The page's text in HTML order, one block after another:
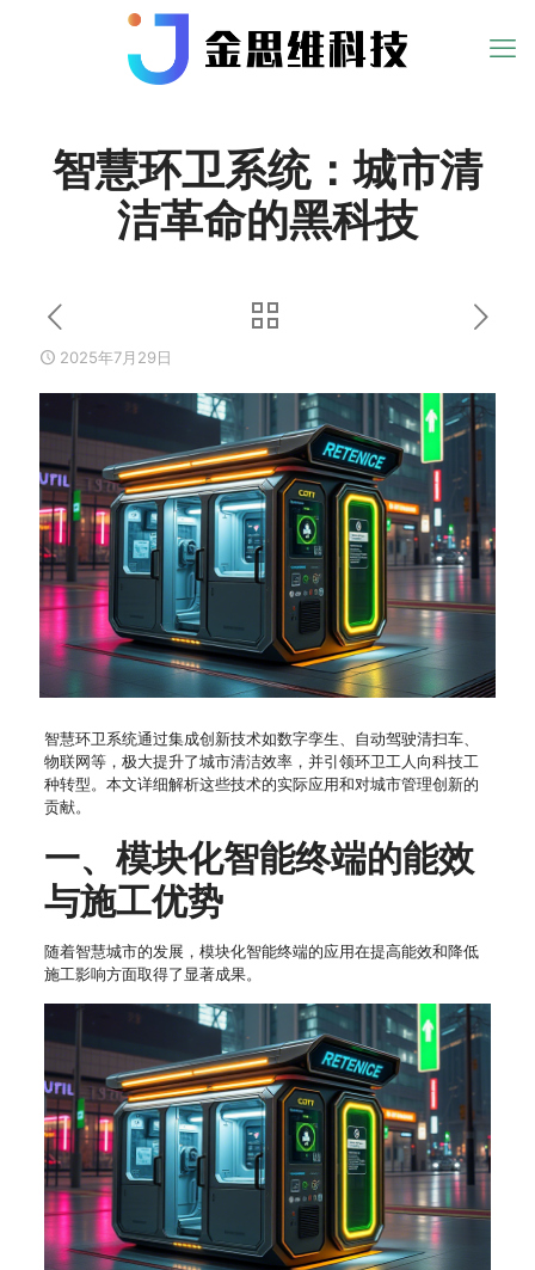
智慧环卫系统：城市清
洁革命的黑科技
2025年7月29日
智慧环卫系统通过集成创新技术如数字孪生、自动驾驶清扫车、
物联网等，极大提升了城市清洁效率，并引领环卫工人向科技工
种转型。本文详细解析这些技术的实际应用和对城市管理创新的
贡献。
一、模块化智能终端的能效
与施工优势
随着智慧城市的发展，模块化智能终端的应用在提高能效和降低
施工影响方面取得了显著成果。